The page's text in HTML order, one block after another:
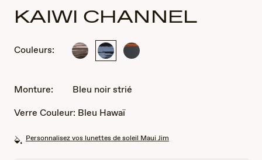
KAIWI CHANNEL
Couleurs:
Gris
Bleu
Rayure
Monture:
Bleu noir strié
Verre Couleur: Bleu Hawaï
Personnalisez vos lunettes de soleil Maui Jim